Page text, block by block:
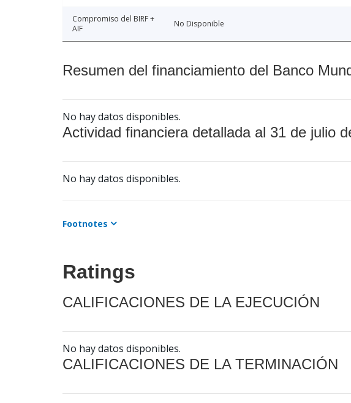
Compromiso del BIRF +
AIF
No Disponible
Resumen del financiamiento del Banco
No hay datos disponibles.
Actividad financiera detallada al 31 de julio
No hay datos disponibles.
Footnotes
Ratings
CALIFICACIONES DE LA EJECUCIÓN
No hay datos disponibles.
CALIFICACIONES DE LA TERMINACIÓN